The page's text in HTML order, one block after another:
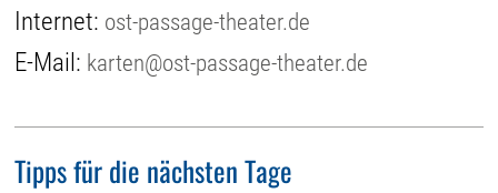
Internet: ost-passage-theater.de
E-Mail: karten@ost-passage-theater.de
Tipps für die nächsten Tage